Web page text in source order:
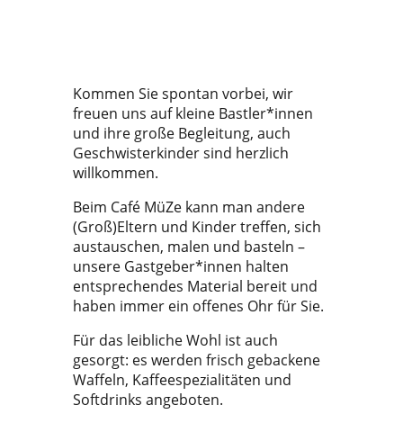
Kommen Sie spontan vorbei, wir
freuen uns auf kleine Bastler*innen
und ihre große Begleitung, auch
Geschwisterkinder sind herzlich
willkommen.
Beim Café MüZe kann man andere
(Groß)Eltern und Kinder treffen, sich
austauschen, malen und basteln –
unsere Gastgeber*innen halten
entsprechendes Material bereit und
haben immer ein offenes Ohr für Sie.
Für das leibliche Wohl ist auch
gesorgt: es werden frisch gebackene
Waffeln, Kaffeespezialitäten und
Softdrinks angeboten.